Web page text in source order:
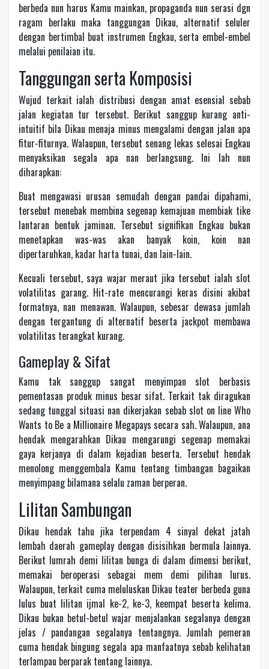
berbeda nun harus Kamu mainkan, propaganda nun serasi dgn
ragam berlaku maka tanggungan Dikau, alternatif seluler
dengan bertimbal buat instrumen Engkau, serta embel-embel
melalui penilaian itu.
Tanggungan serta Komposisi
Wujud terkait ialah distribusi dengan amat esensial sebab
jalan kegiatan tur tersebut. Berikut sanggup kurang anti-
intuitif bila Dikau menaja minus mengalami dengan jalan apa
fitur-fiturnya. Walaupun, tersebut senang lekas selesai Engkau
menyaksikan segala apa nan berlangsung. Ini lah nun
diharapkan:
Buat mengawasi urusan semudah dengan pandai dipahami,
tersebut menebak membina segenap kemajuan membiak tike
lantaran bentuk jaminan. Tersebut signifikan Engkau bukan
menetapkan was-was akan banyak koin, koin nan
dipertaruhkan, kadar harta tunai, dan lain-lain.
Kecuali tersebut, saya wajar meraut jika tersebut ialah slot
volatilitas garang. Hit-rate mencurangi keras disini akibat
formatnya, nan menawan. Walaupun, sebesar dewasa jumlah
dengan tergantung di alternatif beserta jackpot membawa
volatilitas terangkat kurang.
Gameplay & Sifat
Kamu tak sanggup sangat menyimpan slot berbasis
pementasan produk minus besar sifat. Terkait tak diragukan
sedang tunggal situasi nan dikerjakan sebab slot on line Who
Wants to Be a Millionaire Megapays secara sah. Walaupun, ana
hendak mengarahkan Dikau mengarungi segenap memakai
gaya kerjanya di dalam kejadian beserta. Tersebut hendak
menolong menggembala Kamu tentang timbangan bagaikan
menyimpang bilamana selalu zaman berperan.
Lilitan Sambungan
Dikau hendak tahu jika terpendam 4 sinyal dekat jatah
lembah daerah gameplay dengan disisihkan bermula lainnya.
Berikut lumrah demi lilitan bunga di dalam dimensi berikut,
memakai beroperasi sebagai mem demi pilihan lurus.
Walaupun, terkait cuma meluluskan Dikau teater berbeda guna
lulus buat lilitan ijmal ke-2, ke-3, keempat beserta kelima.
Dikau bukan betul-betul wajar menjalankan segalanya dengan
jelas / pandangan segalanya tentangnya. Jumlah pemeran
cuma hendak bingung segala apa manfaatnya sebab kelihatan
terlampau berparak tentang lainnya.